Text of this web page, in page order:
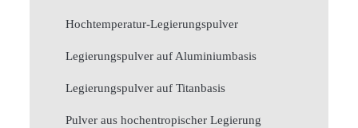
Hochtemperatur-Legierungspulver
Legierungspulver auf Aluminiumbasis
Legierungspulver auf Titanbasis
Pulver aus hochentropischer Legierung